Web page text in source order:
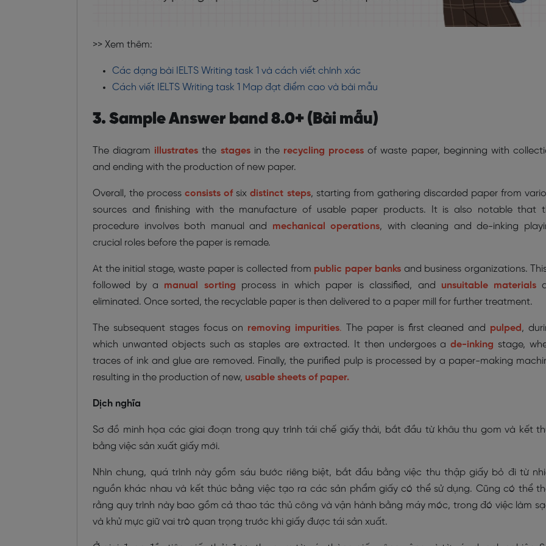
>> Xem thêm:
Các dạng bài IELTS Writing task 1 và cách viết chính xác
Cách viết IELTS Writing task 1 Map đạt điểm cao và bài mẫu
3. Sample Answer band 8.0+ (Bài mẫu)
The diagram illustratesthe stagesin the recycling process of waste paper, beginning with
and ending with the production of new paper.
Overall, the processconsists ofsixdistinct steps, starting from gathering discarded paper from
sources and finishing with the manufacture of usable paper products. It is also notable that
procedure involves both manual and mechanical operations, with cleaning and de-inking
crucial roles before the paper is remade.
At the initial stage, waste paper is collected from public paper banks and business organizations.
followed by a manual sorting process in which paper is classified, and unsuitable materials
eliminated. Once sorted, the recyclable paper is then delivered to a paper mill for further treatment.
The subsequent stages focus on removing impurities. The paper is first cleaned and pulped ,
which unwanted objects such as staples are extracted. It then undergoes ade-inking stage,
traces of ink and glue are removed. Finally, the purified pulp is processed by a paper-making
resulting in the production of new, usable sheets of paper.
Dịch nghĩa
Sơ đồ minh họa các giai đoạn trong quy trình tái chế giấy thải, bắt đầu từ khâu thu gom và kết
bằng việc sản xuất giấy mới.
Nhìn chung, quá trình này gồm sáu bước riêng biệt, bắt đầu bằng việc thu thập giấy bỏ đi từ
nguồn khác nhau và kết thúc bằng việc tạo ra các sản phẩm giấy có thể sử dụng. Cũng có thể
rằng quy trình này bao gồm cả thao tác thủ công và vận hành bằng máy móc, trong đó việc làm
và khử mực giữ vai trò quan trọng trước khi giấy được tái sản xuất.